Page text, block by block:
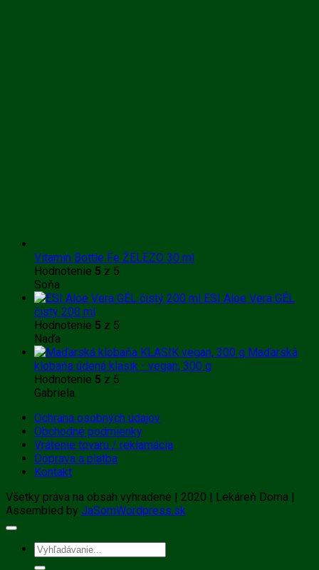
Vitamin Bottle Fe ŽELEZO 30 ml
Hodnotenie 5 z 5
Soňa
ESI Aloe Vera GÉL
čistý 200 ml
Hodnotenie 5 z 5
Naďa
Maďarská
klobaňa údená klasik - vegan, 300 g
Hodnotenie 5 z 5
Gabriela
Ochrana osobných údajov
Obchodné podmienky
Vrátenie tovaru / reklamácia
Doprava a platba
Kontakt
Všetky práva na obsah vyhradené | 2020 | Lekáreň Doma |
Assembled by JaSomWordpress.sk
Hľadať: